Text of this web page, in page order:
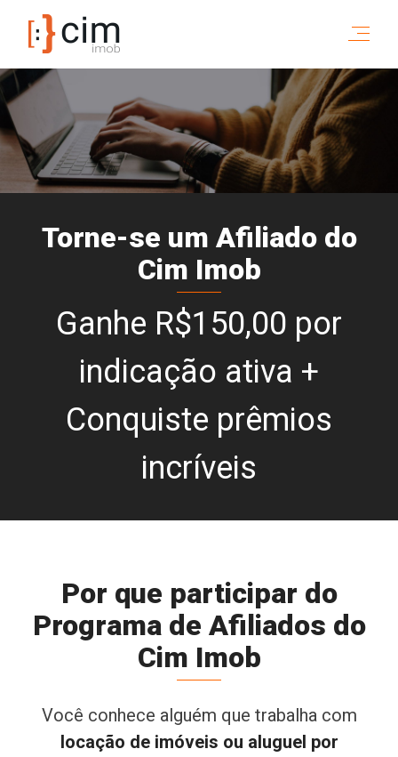
Torne-se um Afiliado do
Cim Imob
Ganhe R$150,00 por
indicação ativa +
Conquiste prêmios
incríveis
Por que participar do
Programa de Afiliados do
Cim Imob
Você conhece alguém que trabalha com
locação de imóveis ou aluguel por